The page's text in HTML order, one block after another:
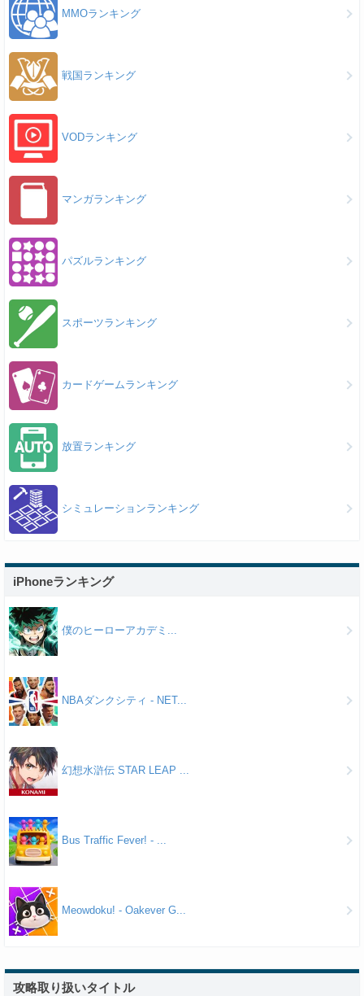
MMOランキング
戦国ランキング
VODランキング
マンガランキング
パズルランキング
スポーツランキング
カードゲームランキング
放置ランキング
シミュレーションランキング
iPhoneランキング
僕のヒーローアカデミ...
NBAダンクシティ - NET...
幻想水滸伝 STAR LEAP ...
Bus Traffic Fever! - ...
Meowdoku! - Oakever G...
攻略取り扱いタイトル